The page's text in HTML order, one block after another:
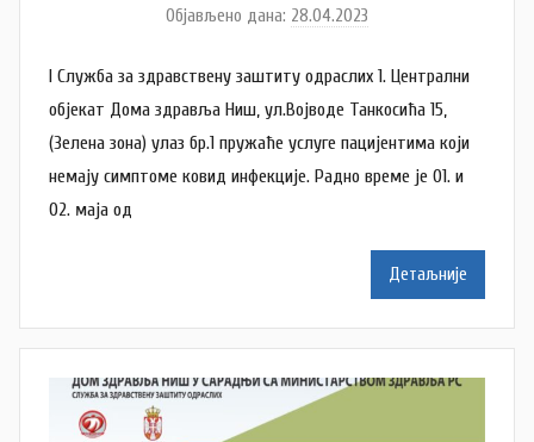
Објављено дана: 28.04.2023
т
о
р
N
š
a
u
I Служба за здравствену заштиту одраслих 1. Централни
објекат Дома здравља Ниш, ул.Војводе Танкосића 15,
(Зелена зона) улаз бр.1 пружаће услуге пацијентима који
немају симптоме ковид инфекције. Радно време је 01. и
02. маја од
Детаљније